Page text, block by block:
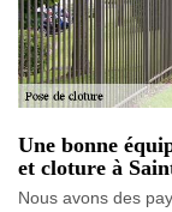
Une bonne
et cloture à
Nous avons des